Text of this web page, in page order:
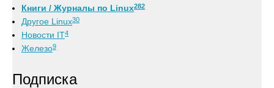
Книги / Журналы по Linux282
Другое Linux30
Новости IT4
Железо9
Подписка